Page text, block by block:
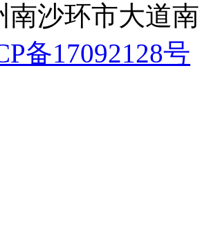
南沙环市大道
备17092128号